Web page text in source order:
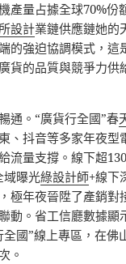
產量占據全球70%份
設計業鏈供應鏈她的
的強迫協調模式，這
貨的品質與競爭力供
通。“廣貨行全國”春
、抖音等多家年夜型
流量支撐。線下超
域曝光綠設計師+線下
極年夜晉陞了產銷對
動。省工信廳數據顯
全國”線上專區，在佛
。